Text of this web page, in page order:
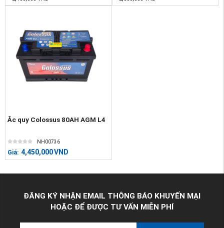
Ắc quy Colossus 80AH AGM L4
NH00736
Giá: 4,450,000VND
ĐĂNG KÝ NHẬN EMAIL THÔNG BÁO KHUYẾN MẠI
HOẶC ĐỂ ĐƯỢC TƯ VẤN MIỄN PHÍ